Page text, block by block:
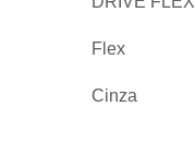
Flex
Cinza